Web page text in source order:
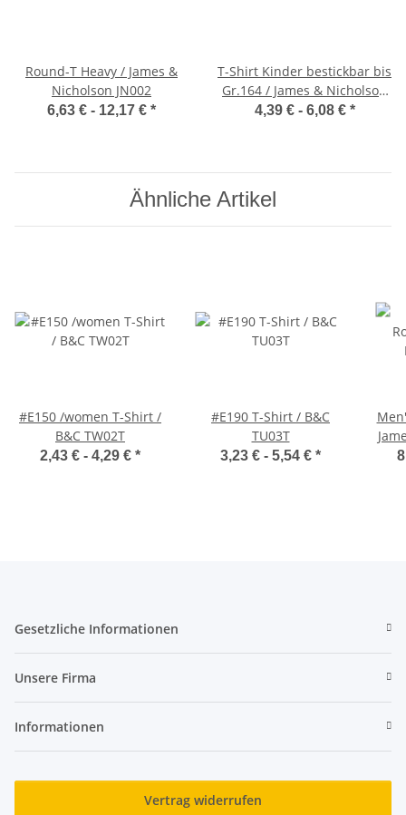
Round-T Heavy / James &
Nicholson JN002
6,63 € - 12,17 € *
T-Shirt Kinder bestickbar bis
Gr.164 / James & Nicholson
JN019
4,39 € - 6,08 € *
Ähnliche Artikel
#E150 /women T-Shirt /
B&C TW02T
2,43 € - 4,29 € *
#E190 T-Shirt / B&C
TU03T
3,23 € - 5,54 € *
Gesetzliche Informationen
Unsere Firma
Informationen
Vertrag widerrufen